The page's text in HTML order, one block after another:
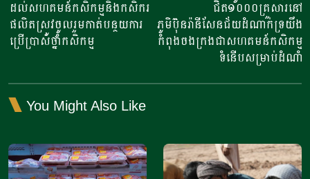
ដល់សហគមន៍កសិកម្មនិងកសិករ
ផលិតស្រូវចូលរួមកាត់បន្ថយការ
ប្រើប្រាស់ថ្នាំកសិកម្ម​​
ជិត១០០០គ្រួសារនៅ
ភូមិប៊ុនរ៉ានីសែនជ័យដំណាក់ទ្រយឹង
កំពុងចងក្រងជាសហគមន៍កសិកម្ម
ទំនើបសម្រាប់ដំណាំ
You Might Also Like